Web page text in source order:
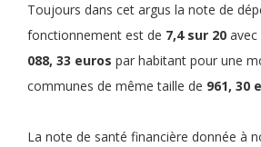
Toujours dans cet argus la note de
fonctionnement est de 7,4 sur 20
088, 33 euros par habitant pour une
communes de même taille de 961, 30
La note de santé financière donnée à